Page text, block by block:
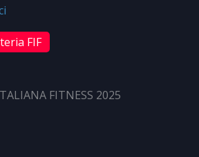
FIF
FITNESS 2025